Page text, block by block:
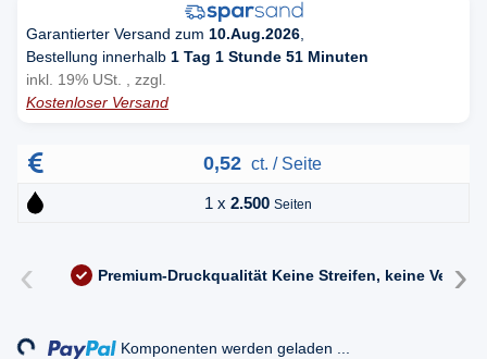
Garantierter Versand zum 10.Aug.2026
Bestellung innerhalb 1 Tag 1 Stunde 51 Minuten
inkl. 19% USt. , zzgl.
Kostenloser Versand
0,52 ct. / Seite
1 x 2.500 Seiten
‹ Premium-Druckqualität Keine Streifen, keine ›
Loading... Komponenten werden geladen ...